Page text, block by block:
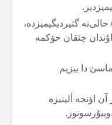
گتیردیگیمیزدە،
چئقان حۆکمە
دا بیزیم
آن اؤنجە ألینیزە